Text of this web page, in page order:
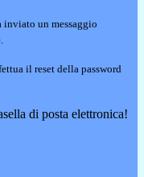
inviato un messaggio
il reset della password
di posta elettronica!